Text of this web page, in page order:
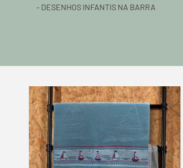
- DESENHOS INFANTIS NA BARRA